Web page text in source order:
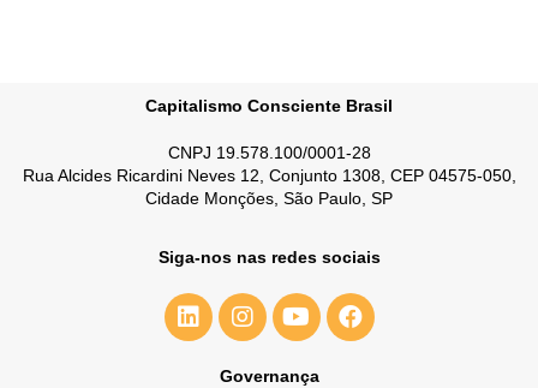
Capitalismo Consciente Brasil
CNPJ 19.578.100/0001-28
Rua Alcides Ricardini Neves 12, Conjunto 1308, CEP 04575-050,
Cidade Monções, São Paulo, SP
Siga-nos nas redes sociais
Governança